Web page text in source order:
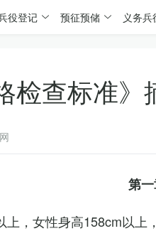
役登记 预征预储 义务兵
检查标准》
第
，女性身高158cm以上